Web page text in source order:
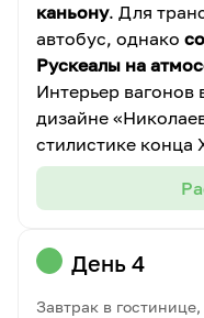
каньону. Для
автобус, однако
Рускеалы на
Интерьер
дизайне
стилистике конца
День 4
Завтрак в